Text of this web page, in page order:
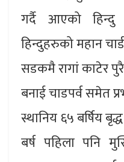
गर्दै आएको
हिन्दुहरुको महान
सडकमै रागां काटेर
बनाई चाडपर्व समेत
स्थानिय ६५ बर्षिय
बर्ष पहिला पनि